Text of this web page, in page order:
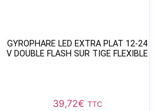
GYROPHARE LED EXTRA PLAT 12-24
V DOUBLE FLASH SUR TIGE FLEXIBLE
39,72€ TTC